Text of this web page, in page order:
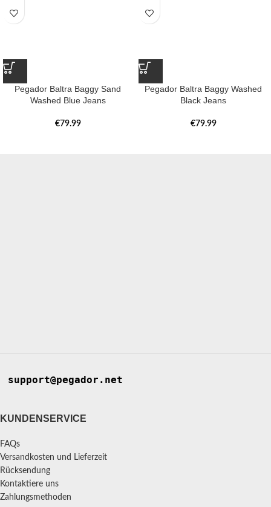
Pegador Baltra Baggy Sand
Washed Blue Jeans
€79.99
Pegador Baltra Baggy Washed
Black Jeans
€79.99
support@pegador.net
KUNDENSERVICE
FAQs
Versandkosten und Lieferzeit
Rücksendung
Kontaktiere uns
Zahlungsmethoden